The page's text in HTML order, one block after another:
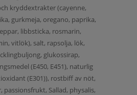
kryddextrakter (cayenne,
gurkmeja, oregano, paprika,
libbsticka, rosmarin,
vitlök), salt, rapsolja, lök,
glukossirap,
(E450, E451), naturlig
(E301)), rostbiff av nöt,
passionsfrukt, Sallad, physalis,